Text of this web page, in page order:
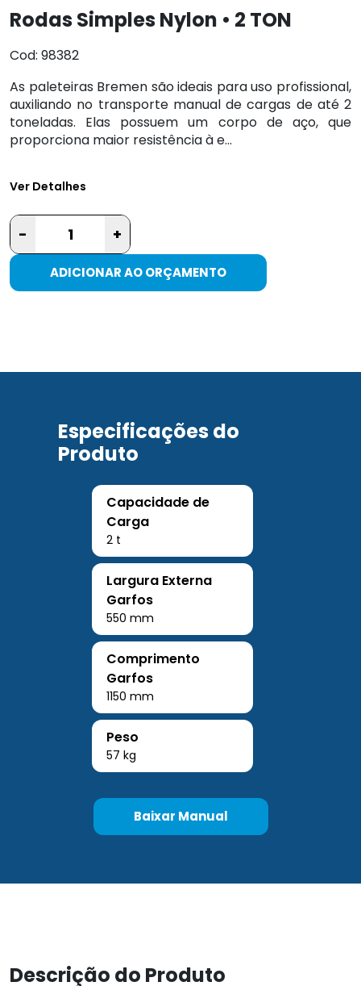
Rodas Simples Nylon • 2 TON
Cod: 98382
As paleteiras Bremen são ideais para uso profissional,
auxiliando no transporte manual de cargas de até 2
toneladas. Elas possuem um corpo de aço, que
proporciona maior resistência à e...
Ver Detalhes
- +
ADICIONAR AO ORÇAMENTO
Especificações do
Produto
Capacidade de
Carga
2 t
Largura Externa
Garfos
550 mm
Comprimento
Garfos
1150 mm
Peso
57 kg
Baixar Manual
Descrição do Produto